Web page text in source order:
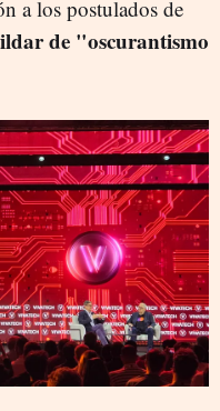
a los postulados de
de "oscurantismo